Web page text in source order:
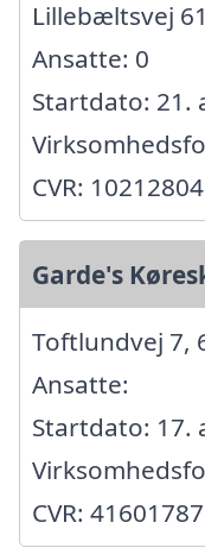
Lillebæltsvej
Ansatte: 0
Startdato: 21.
CVR: 10212804
Garde's
Toftlundvej 7,
Ansatte:
Startdato: 17.
CVR: 41601787